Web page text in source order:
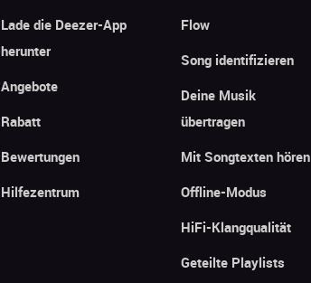
Lade die Deezer-App
herunter
Angebote
Rabatt
Bewertungen
Hilfezentrum
Flow
Song identifizieren
Deine Musik
übertragen
Mit Songtexten hören
Offline-Modus
HiFi-Klangqualität
Geteilte Playlists